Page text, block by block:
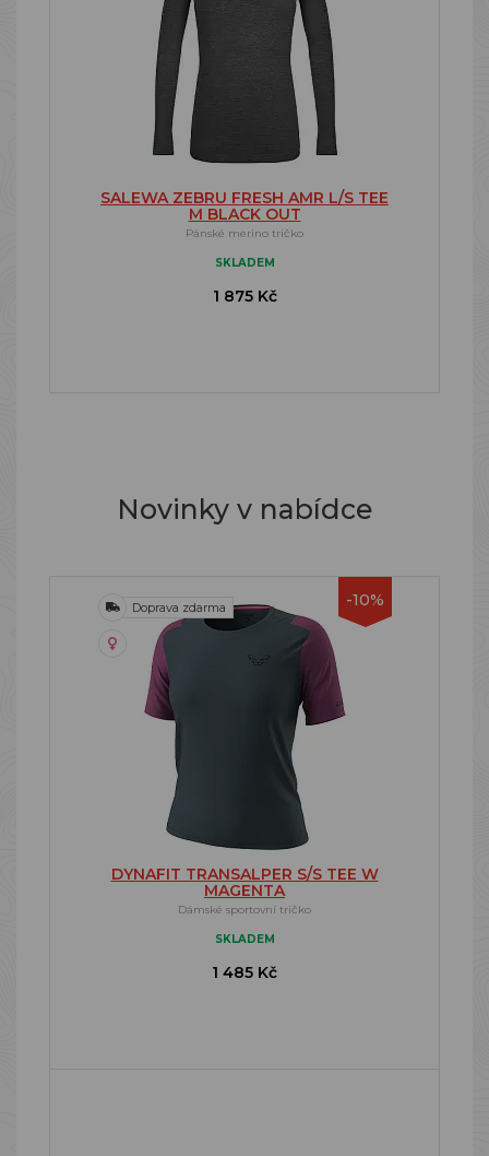
SALEWA ZEBRU FRESH AMR L/S TEE
M BLACK OUT
Pánské merino tričko
SKLADEM
1 875 Kč
Novinky v nabídce
-10%
Doprava zdarma
DYNAFIT TRANSALPER S/S TEE W
MAGENTA
Dámské sportovní tričko
SKLADEM
1 485 Kč